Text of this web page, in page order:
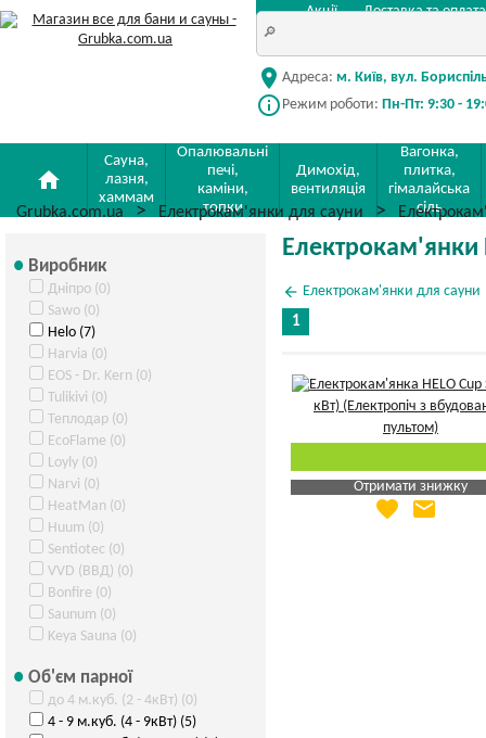
Акції Доставка та оплата
location_on Адреса: м. Київ, вул.
info_outline Режим роботи: Пн-Пт: 9:30 -
home
Сауна,
лазня,
хаммам
Опалювальні
печі,
каміни,
топки
Димохід,
вентиляція
Вагонка,
плитка,
гімалайська
сіль
Grubka.com.ua Електрокам'янки для сауни
Виробник
Дніпро (0)
Sawo (0)
Helo (7)
Harvia (0)
EOS - Dr. Kern (0)
Tulikivi (0)
Теплодар (0)
EcoFlame (0)
Loyly (0)
Narvi (0)
HeatMan (0)
Huum (0)
Sentiotec (0)
VVD (ВВД) (0)
Bonfire (0)
Saunum (0)
Keya Sauna (0)
Об'єм парної
до 4 м.куб. (2 - 4кВт) (0)
4 - 9 м.куб. (4 - 9кВт) (5)
Електрокам'янки
arrow_back Електрокам'янки для сауни
1
Отримати знижку
Яка Ваша ціна
favorite email